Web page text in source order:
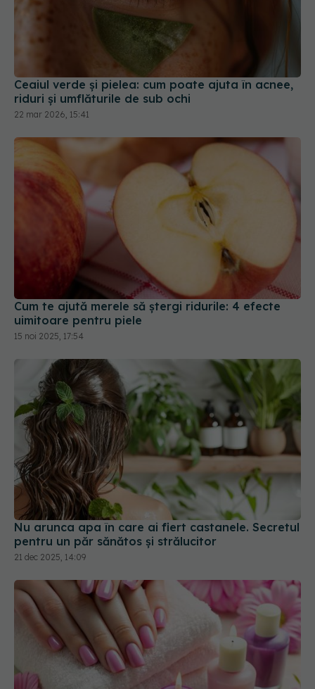
Ceaiul verde și pielea: cum poate ajuta în acnee,
riduri și umflăturile de sub ochi
22 mar 2026, 15:41
Cum te ajută merele să ștergi ridurile: 4 efecte
uimitoare pentru piele
15 noi 2025, 17:54
Nu arunca apa în care ai fiert castanele. Secretul
pentru un păr sănătos și strălucitor
21 dec 2025, 14:09